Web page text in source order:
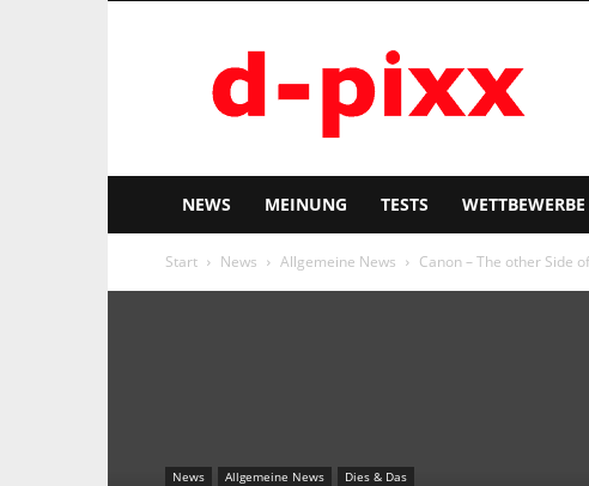
pixx
NEWS MEINUNG TESTS WETTBEWERBE
Start News Allgemeine News Canon – The other Side
News Allgemeine News Dies & Das